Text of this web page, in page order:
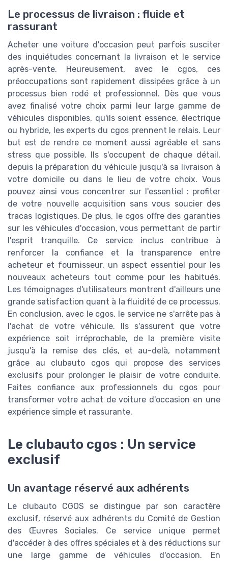
Le processus de livraison : fluide et
rassurant
Acheter une voiture d'occasion peut parfois susciter
des inquiétudes concernant la livraison et le service
après-vente. Heureusement, avec le cgos, ces
préoccupations sont rapidement dissipées grâce à un
processus bien rodé et professionnel. Dès que vous
avez finalisé votre choix parmi leur large gamme de
véhicules disponibles, qu'ils soient essence, électrique
ou hybride, les experts du cgos prennent le relais. Leur
but est de rendre ce moment aussi agréable et sans
stress que possible. Ils s'occupent de chaque détail,
depuis la préparation du véhicule jusqu'à sa livraison à
votre domicile ou dans le lieu de votre choix. Vous
pouvez ainsi vous concentrer sur l'essentiel : profiter
de votre nouvelle acquisition sans vous soucier des
tracas logistiques. De plus, le cgos offre des garanties
sur les véhicules d'occasion, vous permettant de partir
l'esprit tranquille. Ce service inclus contribue à
renforcer la confiance et la transparence entre
acheteur et fournisseur, un aspect essentiel pour les
nouveaux acheteurs tout comme pour les habitués.
Les témoignages d'utilisateurs montrent d'ailleurs une
grande satisfaction quant à la fluidité de ce processus.
En conclusion, avec le cgos, le service ne s'arrête pas à
l'achat de votre véhicule. Ils s'assurent que votre
expérience soit irréprochable, de la première visite
jusqu'à la remise des clés, et au-delà, notamment
grâce au clubauto cgos qui propose des services
exclusifs pour prolonger le plaisir de votre conduite.
Faites confiance aux professionnels du cgos pour
transformer votre achat de voiture d'occasion en une
expérience simple et rassurante.
Le clubauto cgos : Un service
exclusif
Un avantage réservé aux adhérents
Le clubauto CGOS se distingue par son caractère
exclusif, réservé aux adhérents du Comité de Gestion
des Œuvres Sociales. Ce service unique permet
d'accéder à des offres spéciales et à des réductions sur
une large gamme de véhicules d'occasion. En